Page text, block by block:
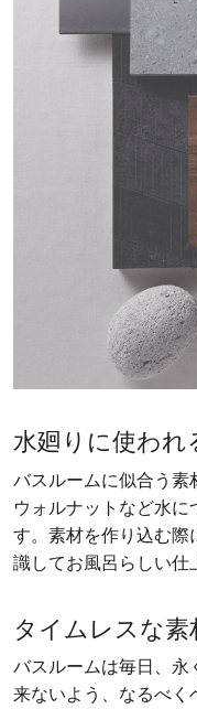
水廻りに使われ
バスルームに似合う素
ウォルナットなど水に
す。素材を作り込む際
識してお風呂らしい仕
タイムレスな素
バスルームは毎日、永
来ないよう、なるべく